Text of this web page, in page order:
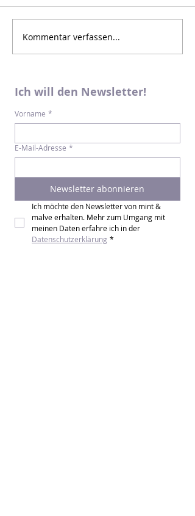
Kommentar verfassen...
Ich will den Newsletter!
Vorname *
E-Mail-Adresse *
Newsletter abonnieren
Ich möchte den Newsletter von mint &
malve erhalten. Mehr zum Umgang mit
Datenschutzerklärung *